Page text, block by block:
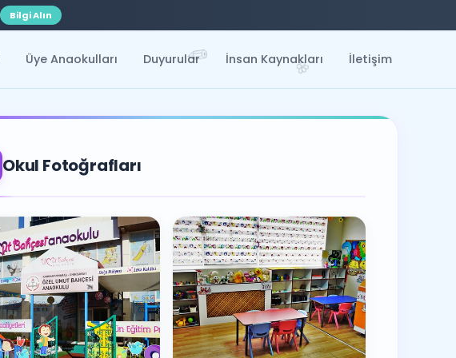
Bilgi Alın
🍬
✏️ 🌸
Üye Anaokulları Duyurular İnsan Kaynakları İletişim
Okul Fotoğrafları